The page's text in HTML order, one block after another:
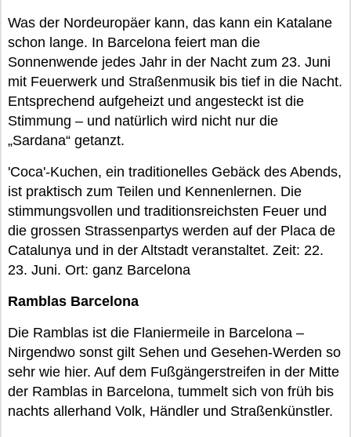
Was der Nordeuropäer kann, das kann ein Katalane
schon lange. In Barcelona feiert man die
Sonnenwende jedes Jahr in der Nacht zum 23. Juni
mit Feuerwerk und Straßenmusik bis tief in die Nacht.
Entsprechend aufgeheizt und angesteckt ist die
Stimmung – und natürlich wird nicht nur die
„Sardana“ getanzt.
'Coca'-Kuchen, ein traditionelles Gebäck des Abends,
ist praktisch zum Teilen und Kennenlernen. Die
stimmungsvollen und traditionsreichsten Feuer und
die grossen Strassenpartys werden auf der Placa de
Catalunya und in der Altstadt veranstaltet. Zeit: 22.
23. Juni. Ort: ganz Barcelona
Ramblas Barcelona
Die Ramblas ist die Flaniermeile in Barcelona –
Nirgendwo sonst gilt Sehen und Gesehen-Werden so
sehr wie hier. Auf dem Fußgängerstreifen in der Mitte
der Ramblas in Barcelona, tummelt sich von früh bis
nachts allerhand Volk, Händler und Straßenkünstler.